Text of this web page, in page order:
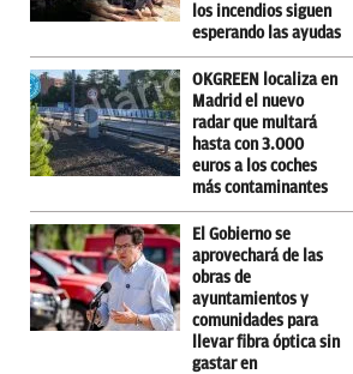
los incendios siguen
esperando las ayudas
OKGREEN localiza en
Madrid el nuevo
radar que multará
hasta con 3.000
euros a los coches
más contaminantes
El Gobierno se
aprovechará de las
obras de
ayuntamientos y
comunidades para
llevar fibra óptica sin
gastar en